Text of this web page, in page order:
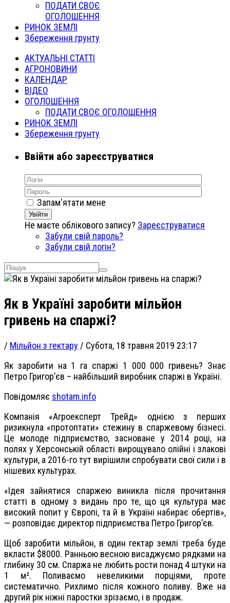
ПОДАТИ СВОЄ
ОГОЛОШЕННЯ
РИНОК ЗЕМЛІ
Збереження грунту
АКТУАЛЬНІ СТАТТІ
АГРОНОВИНИ
КАЛЕНДАР
ВІДЕО
ОГОЛОШЕННЯ
ПОДАТИ СВОЄ ОГОЛОШЕННЯ
РИНОК ЗЕМЛІ
Збереження грунту
Ввійти або зареєструватися
Запам'ятати мене
Увійти
Не маєте облікового запису? Зареєструватися
Забули свій пароль?
Забули свій логін?
Як в Україні заробити мільйон
гривень на спаржі?
/ Мільйон з гектару / Субота, 18 травня 2019 23:17
Як заробити на 1 га спаржі 1 000 000 гривень? Знає
Петро Григор’єв – найбільший виробник спаржі в Україні.
Повідомляє shotam.info
Компанія «Агроексперт Трейд» однією з перших
ризикнула «протоптати» стежину в спаржевому бізнесі.
Це молоде підприємство, засноване у 2014 році, на
полях у Херсонській області вирощувало олійні і злакові
культури, а 2016-го тут вирішили спробувати свої сили і в
нішевих культурах.
«Ідея зайнятися спаржею виникла після прочитання
статті в одному з видань про те, що ця культура має
високий попит у Європі, та й в Україні набирає обертів»,
— розповідає директор підприємства Петро Григор’єв.
Щоб заробити мільйон, в один гектар землі треба буде
вкласти $8000. Ранньою весною висаджуємо рядками на
глибину 30 см. Спаржа не любить рости понад 4 штуки на
1 м². Поливаємо невеликими порціями, проте
систематично. Рихлимо після кожного поливу. Вже на
другий рік ніжні паростки зрізаємо, і в продаж.